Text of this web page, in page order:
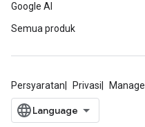
Google AI
Semua produk
Persyaratan Privasi